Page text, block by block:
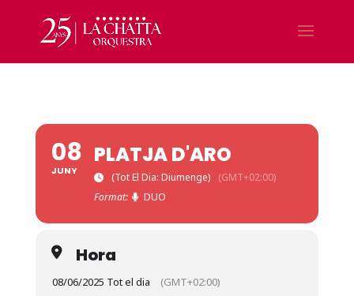
08
JUNY
PLATJA D'ARO
(Tot El Dia: Diumenge)
(GMT+02:00)
Format:
DUO
Hora
08/06/2025 Tot el dia (GMT+02:00)